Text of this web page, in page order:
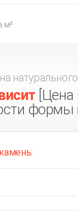
м²
[Цена
формы